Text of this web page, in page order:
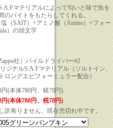
マテリアルによって匂いと味で魚を
のバイトをもたらしてくれる。
（SAIT）+アミノ酸（Amino）+フォー
）の頭文字
社）パイルドライバー#2
ジナルS.A.Fマテリアル（ソルトイン、
ロングエビフォーミュラー配合）
円(本体780円、税78円)
円(本体780円、税78円)
訳有りません、現在売切れ中です。